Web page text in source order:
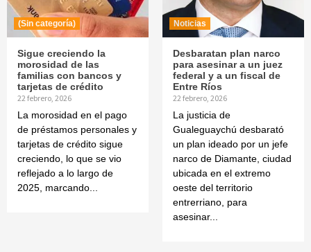
(Sin categoría)
Sigue creciendo la
morosidad de las
familias con bancos y
tarjetas de crédito
22 febrero, 2026
La morosidad en el pago
de préstamos personales y
tarjetas de crédito sigue
creciendo, lo que se vio
reflejado a lo largo de
2025, marcando...
Noticias
Desbaratan plan narco
para asesinar a un juez
federal y a un fiscal de
Entre Ríos
22 febrero, 2026
La justicia de
Gualeguaychú desbarató
un plan ideado por un jefe
narco de Diamante, ciudad
ubicada en el extremo
oeste del territorio
entrerriano, para
asesinar...